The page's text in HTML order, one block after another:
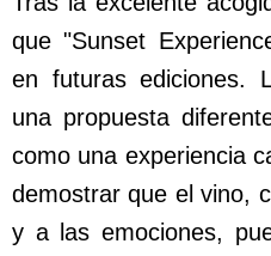
que "Sunset
en futuras ediciones.
una propuesta
como una experiencia
demostrar que el vino,
y a las emociones,